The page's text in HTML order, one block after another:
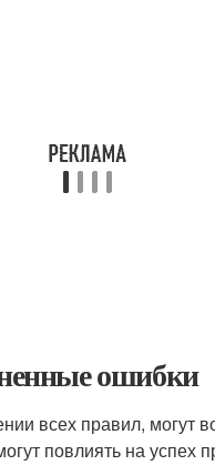
ошибки
всех правил, могут
повлиять на успех